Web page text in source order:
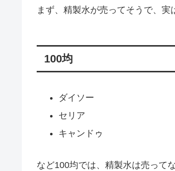
まず、精製水が売ってそうで、実
100均
ダイソー
セリア
キャンドゥ
など100均では、精製水は売って